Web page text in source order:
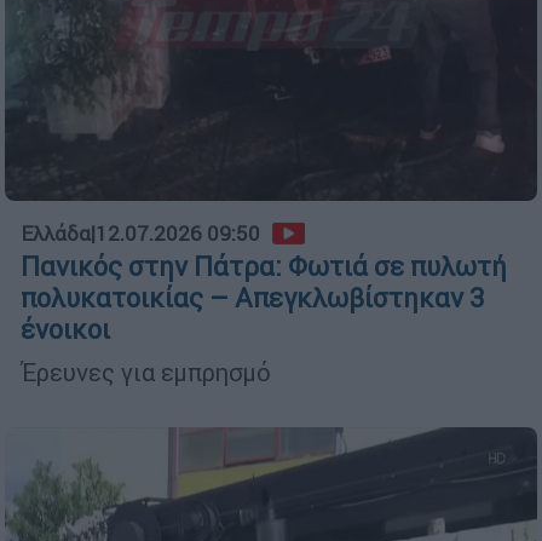
Ελλάδα|12.07.2026 09:50
Πανικός στην Πάτρα: Φωτιά σε πυλωτή
πολυκατοικίας – Απεγκλωβίστηκαν 3
ένοικοι
Έρευνες για εμπρησμό